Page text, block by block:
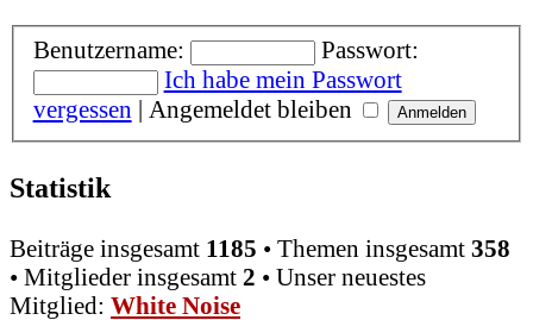
Benutzername:
Passwort:
Ich habe mein Passwort
vergessen | Angemeldet bleiben
Statistik
Beiträge insgesamt 1185 • Themen insgesamt 358
• Mitglieder insgesamt 2 • Unser neuestes
Mitglied: White Noise